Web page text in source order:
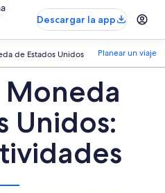
Descargar la app
de Estados Unidos Planear un viaje
Moneda
Unidos: